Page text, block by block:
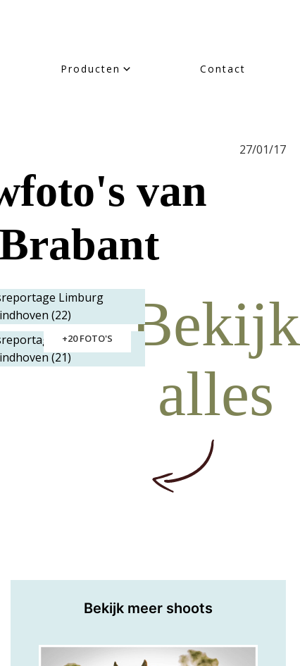
Producten Contact
27/01/17
van
+20 FOTO'S
Bekijk
alles
Bekijk meer shoots